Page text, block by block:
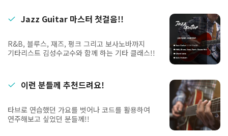
Jazz Guitar 마스터 첫걸음!!
R&B, 블루스, 재즈, 펑크 그리고 보사노바까지
기타리스트 김성수교수와 함께 하는 기타 클래스!!
이런 분들께 추천드려요!
타브로 연습했던 가요를 벗어나 코드를 활용하여
연주해보고 싶었던 분들께!!